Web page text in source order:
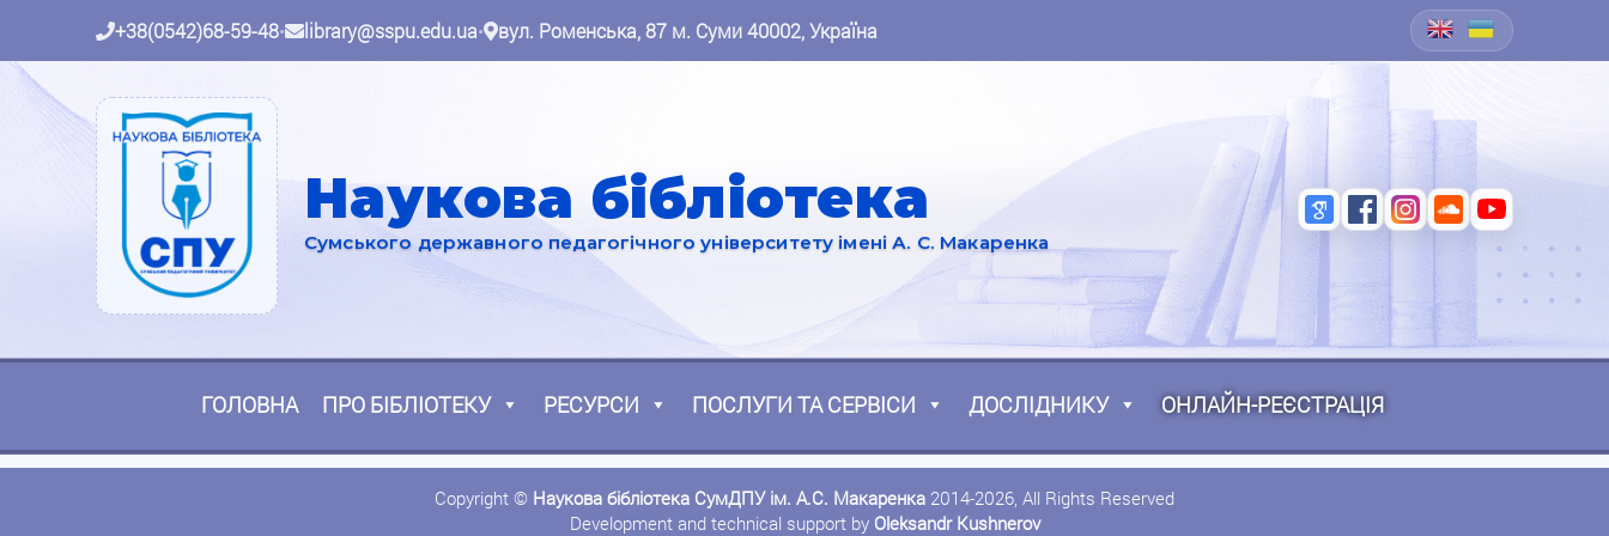
+38(0542)68-59-48• library@sspu.edu.ua• вул. Роменська, 87 м. Суми 40002, Україна
Наукова бібліотека
Сумського державного педагогічного університету імені А. С. Макаренка
ГОЛОВНА ПРО БІБЛІОТЕКУ РЕСУРСИ ПОСЛУГИ ТА СЕРВІСИ ДОСЛІДНИКУ ОНЛАЙН-РЕЄСТРАЦІЯ
Copyright © Наукова бібліотека СумДПУ ім. А.С. Макаренка 2014-2026, All Rights Reserved
Development and technical support by Oleksandr Kushnerov